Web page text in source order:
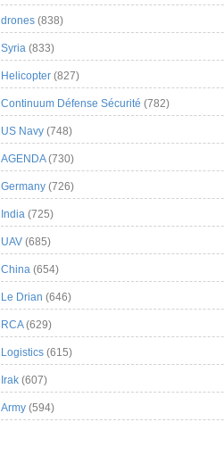
drones (838)
Syria (833)
Helicopter (827)
Continuum Défense Sécurité (782)
US Navy (748)
AGENDA(730)
Germany (726)
India (725)
UAV (685)
China (654)
Le Drian (646)
RCA(629)
Logistics (615)
Irak (607)
Army (594)